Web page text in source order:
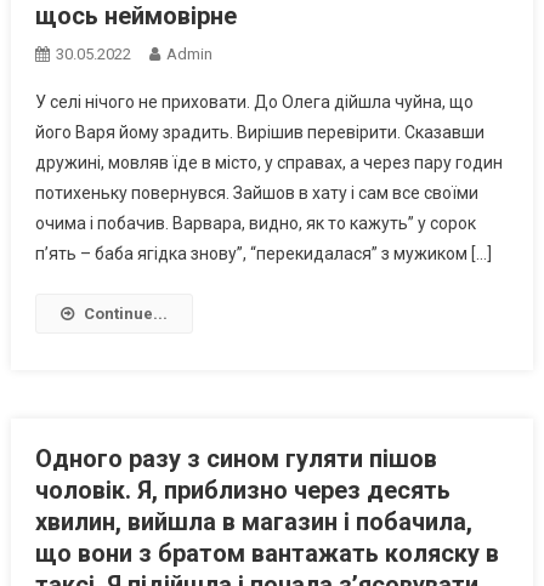
щось неймовірне
30.05.2022 Admin
У селі нічого не приховати. До Олега дійшла чуйна, що
його Варя йому зрадить. Вирішив перевірити. Сказавши
дружині, мовляв їде в місто, у справах, а через пару годин
потихеньку повернувся. Зайшов в хату і сам все своїми
очима і побачив. Варвара, видно, як то кажуть” у сорок
п’ять – баба ягідка знову”, “перекидалася” з мужиком […]
Continue...
Одного разу з сином гуляти пішов
чоловік. Я, приблизно через десять
хвилин, вийшла в магазин і побачила,
що вони з братом вантажать коляску в